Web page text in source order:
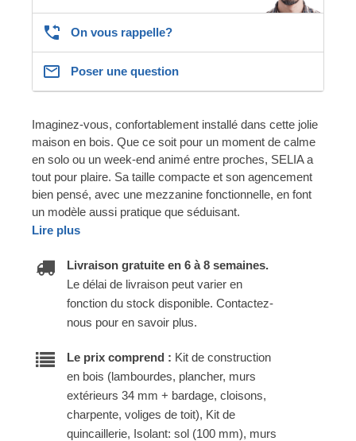
On vous rappelle?
Poser une question
Imaginez-vous, confortablement installé dans cette jolie
maison en bois. Que ce soit pour un moment de calme
en solo ou un week-end animé entre proches, SELIA a
tout pour plaire. Sa taille compacte et son agencement
bien pensé, avec une mezzanine fonctionnelle, en font
un modèle aussi pratique que séduisant.
Lire plus
Livraison gratuite en 6 à 8 semaines.
Le délai de livraison peut varier en
fonction du stock disponible. Contactez-
nous pour en savoir plus.
Le prix comprend : Kit de construction
en bois (lambourdes, plancher, murs
extérieurs 34 mm + bardage, cloisons,
charpente, voliges de toit), Kit de
quincaillerie, Isolant: sol (100 mm), murs